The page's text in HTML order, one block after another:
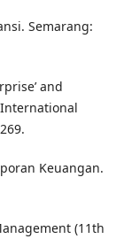
Semarang:
and
Keuangan.
(11th